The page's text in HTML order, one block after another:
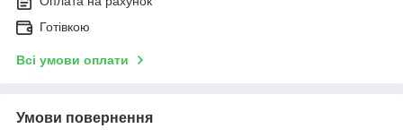
Готівкою
Всі умови оплати
Умови повернення